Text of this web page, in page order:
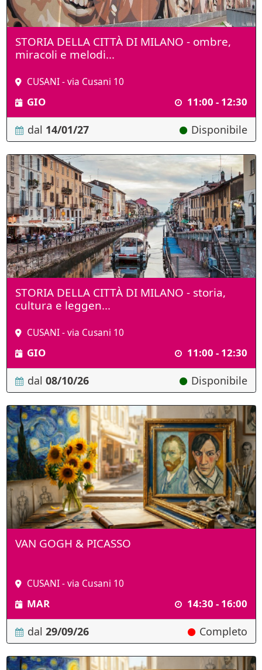
STORIA DELLA CITTÀ DI MILANO - ombre,
miracoli e melodi...
CUSANI - via Cusani 10
GIO 11:00 - 12:30
dal 14/01/27 Disponibile
STORIA DELLA CITTÀ DI MILANO - storia,
cultura e leggen...
CUSANI - via Cusani 10
GIO 11:00 - 12:30
dal 08/10/26 Disponibile
VAN GOGH & PICASSO
CUSANI - via Cusani 10
MAR 14:30 - 16:00
dal 29/09/26 Completo